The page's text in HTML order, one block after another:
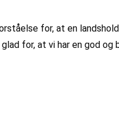
for, at en
for, at vi har en god og